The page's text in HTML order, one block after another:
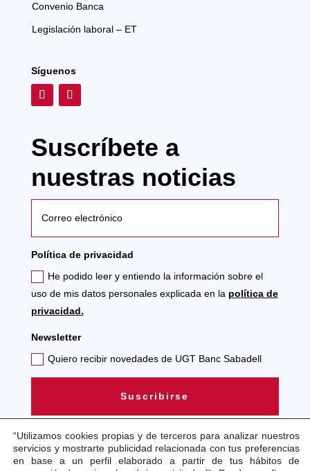
Convenio Banca
Legislación laboral – ET
Síguenos
Suscríbete a
nuestras noticias
Política de privacidad
He podido leer y entiendo la información sobre el
uso de mis datos personales explicada en la política de
privacidad.
Newsletter
Quiero recibir novedades de UGT Banc Sabadell
Suscribirse
“Utilizamos cookies propias y de terceros para analizar nuestros
servicios y mostrarte publicidad relacionada con tus preferencias
en base a un perfil elaborado a partir de tus hábitos de